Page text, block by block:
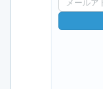
ー
ル